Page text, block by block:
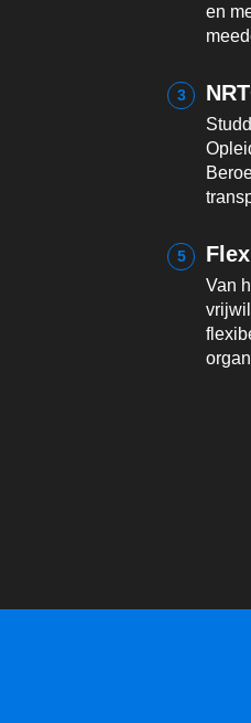
en
3
5
Van